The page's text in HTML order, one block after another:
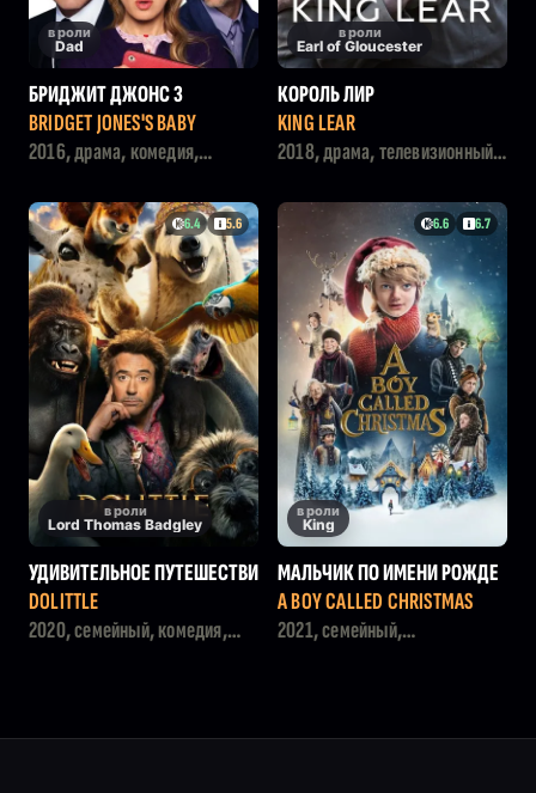
в роли
Dad
БРИДЖИТ ДЖОНС 3
BRIDGET JONES'S BABY
2016, драма, комедия,
в роли
Earl of Gloucester
КОРОЛЬ ЛИР
KING LEAR
2018, драма, телевизионный
6.4 5.6
в роли
Lord Thomas Badgley
УДИВИТЕЛЬНОЕ ПУТЕШЕСТВИ
Е ДОКТОРА ДУЛИТТЛА
DOLITTLE
2020, семейный, комедия,
6.6 6.7
в роли
King
МАЛЬЧИК ПО ИМЕНИ РОЖДЕ
СТВО
A BOY CALLED CHRISTMAS
2021, семейный,